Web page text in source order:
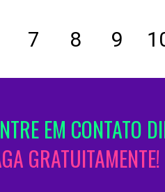
7 8 9
EM CONTATO
GRATUITAMENTE!